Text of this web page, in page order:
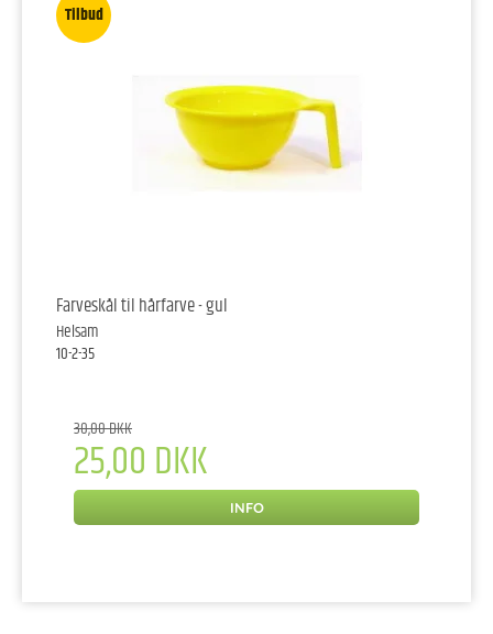
Tilbud
Farveskål til hårfarve - gul
Helsam
10-2-35
30,00 DKK
25,00 DKK
INFO